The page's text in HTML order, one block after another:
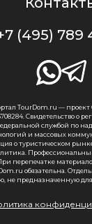
(495) 789
TourDom.ru —
Свидетельство
службой по
и массовых
о туристическом
перепечатке
обязательна.
предназначенную для